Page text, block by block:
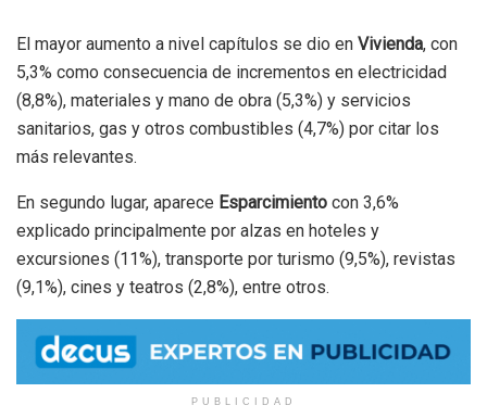
El mayor aumento a nivel capítulos se dio en Vivienda, con
5,3% como consecuencia de incrementos en electricidad
(8,8%), materiales y mano de obra (5,3%) y servicios
sanitarios, gas y otros combustibles (4,7%) por citar los
más relevantes.
En segundo lugar, aparece Esparcimiento con 3,6%
explicado principalmente por alzas en hoteles y
excursiones (11%), transporte por turismo (9,5%), revistas
(9,1%), cines y teatros (2,8%), entre otros.
PUBLICIDAD